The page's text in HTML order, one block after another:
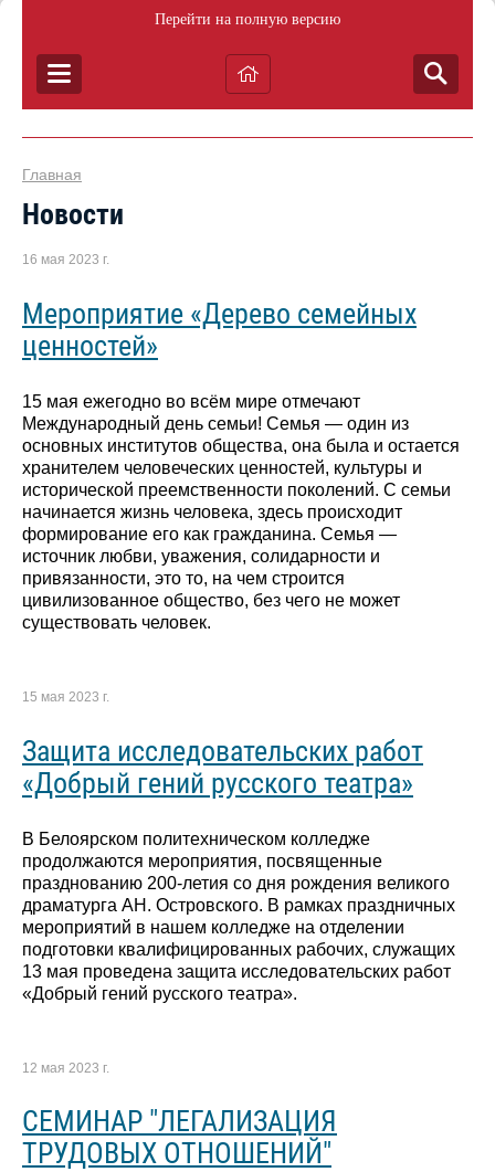
Перейти на полную версию
Главная
Новости
16 мая 2023 г.
Мероприятие «Дерево семейных
ценностей»
15 мая ежегодно во всём мире отмечают
Международный день семьи! Семья — один из
основных институтов общества, она была и остается
хранителем человеческих ценностей, культуры и
исторической преемственности поколений. С семьи
начинается жизнь человека, здесь происходит
формирование его как гражданина. Семья —
источник любви, уважения, солидарности и
привязанности, это то, на чем строится
цивилизованное общество, без чего не может
существовать человек.
15 мая 2023 г.
Защита исследовательских работ
«Добрый гений русского театра»
В Белоярском политехническом колледже
продолжаются мероприятия, посвященные
празднованию 200-летия со дня рождения великого
драматурга АН. Островского. В рамках праздничных
мероприятий в нашем колледже на отделении
подготовки квалифицированных рабочих, служащих
13 мая проведена защита исследовательских работ
«Добрый гений русского театра».
12 мая 2023 г.
СЕМИНАР "ЛЕГАЛИЗАЦИЯ
ТРУДОВЫХ ОТНОШЕНИЙ"